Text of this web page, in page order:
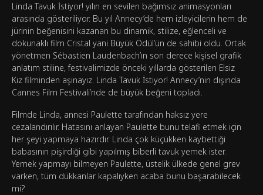
Linda Tavuk İstiyor! yılın en sevilen bağımsız animasyonları
arasında gösteriliyor. Bu yıl Annecy’de hem izleyicilerin hem de
jürinin beğenisini kazanan bu dinamik, stilize, eğlenceli ve
dokunaklı film Cristal yani Büyük Ödül’ün de sahibi oldu. Ortak
yönetmen Sébastien Laudenbach’ın son derece kişisel grafik
anlatım stiline, festivalimizde önceki yıllarda gösterilen Elsiz
Kız filminden aşinayız. Linda Tavuk İstiyor! Annecy’nin dışında
Cannes Film Festivali’nde de büyük beğeni topladı.
Filmde Linda, annesi Paulette tarafından haksız yere
cezalandırılır. Hatasını anlayan Paulette bunu telafi etmek için
her şeyi yapmaya hazırdır. Linda çok küçükken kaybettiği
babasının pişirdiği gibi yapılmış biberli tavuk yemek ister.
Yemek yapmayı bilmeyen Paulette, üstelik ülkede genel grev
varken, tüm dükkanlar kapalıyken acaba bunu başarabilecek
mi?